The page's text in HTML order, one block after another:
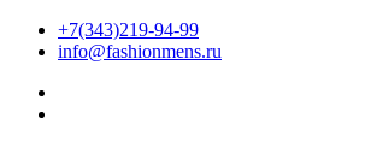
+7(343)219-94-99
info@fashionmens.ru